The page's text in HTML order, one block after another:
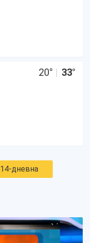
20° | 33°
14-дневна